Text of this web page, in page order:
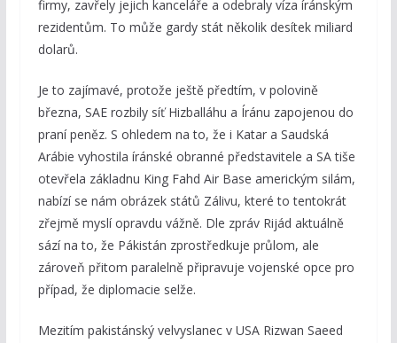
firmy, zavřely jejich kanceláře a odebraly víza íránským
rezidentům. To může gardy stát několik desítek miliard
dolarů.
Je to zajímavé, protože ještě předtím, v polovině
března, SAE rozbily síť Hizballáhu a Íránu zapojenou do
praní peněz. S ohledem na to, že i Katar a Saudská
Arábie vyhostila íránské obranné představitele a SA tiše
otevřela základnu King Fahd Air Base americkým silám,
nabízí se nám obrázek států Zálivu, které to tentokrát
zřejmě myslí opravdu vážně. Dle zpráv Rijád aktuálně
sází na to, že Pákistán zprostředkuje průlom, ale
zároveň přitom paralelně připravuje vojenské opce pro
případ, že diplomacie selže.
Mezitím pakistánský velvyslanec v USA Rizwan Saeed